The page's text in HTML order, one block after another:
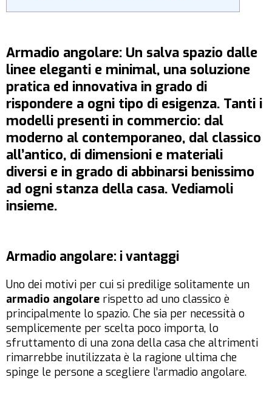
Armadio angolare: Un salva spazio dalle
linee eleganti e minimal, una soluzione
pratica ed innovativa in grado di
rispondere a ogni tipo di esigenza. Tanti i
modelli presenti in commercio: dal
moderno al contemporaneo, dal classico
all’antico, di dimensioni e materiali
diversi e in grado di abbinarsi benissimo
ad ogni stanza della casa. Vediamoli
insieme.
Armadio angolare: i vantaggi
Uno dei motivi per cui si predilige solitamente un
armadio angolare rispetto ad uno classico è
principalmente lo spazio. Che sia per necessità o
semplicemente per scelta poco importa, lo
sfruttamento di una zona della casa che altrimenti
rimarrebbe inutilizzata è la ragione ultima che
spinge le persone a scegliere l’armadio angolare.